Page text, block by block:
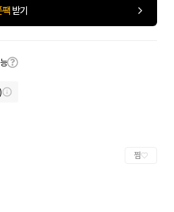
팩 받기
찜